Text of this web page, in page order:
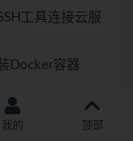
工具连接云服
Docker容器
云部署MySql8
我的 顶部